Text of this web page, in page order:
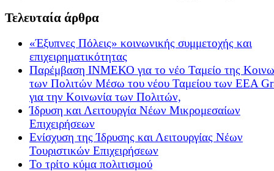
Τελευταία άρθρα
«Έξυπνες Πόλεις» κοινωνικής συμμετοχής και
επιχειρηματικότητας
Παρέμβαση ΙΝΜΕΚΟ για το νέο Ταμείο της
των Πολιτών Μέσω του νέου Ταμείου των ΕΕΑ
για την Κοινωνία των Πολιτών,
Ίδρυση και Λειτουργία Νέων Μικρομεσαίων
Επιχειρήσεων
Ενίσχυση της Ίδρυσης και Λειτουργίας Νέων
Τουριστικών Επιχειρήσεων
Το τρίτο κύμα πολιτισμού